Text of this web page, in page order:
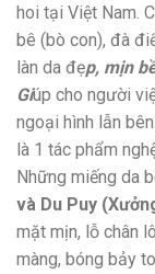
hoi tại Việt Nam.
bê (bò con), đà
làn da đẹp, mịn
Giúp cho người
ngoại hình lẫn
là 1 tác phẩm
Những miếng da
và Du Puy
mặt mịn, lỗ chân
màng, bóng bảy